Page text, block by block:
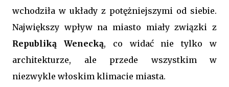
wchodziła w układy z potężniejszymi od siebie.
Największy wpływ na miasto miały związki z
Republiką Wenecką, co widać nie tylko w
architekturze, ale przede wszystkim w
niezwykle włoskim klimacie miasta.